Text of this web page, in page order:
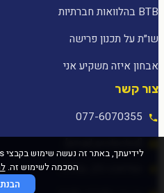
BTB בהלוואות חברתיות
שו״ת על תכנון פרישה
אבחון איזה משקיע אני
צור קשר
077-6070355
הסכמה לשימוש זה.